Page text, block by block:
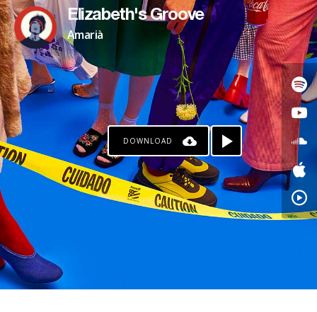
Elizabeth's Groove
Amarià
DOWNLOAD